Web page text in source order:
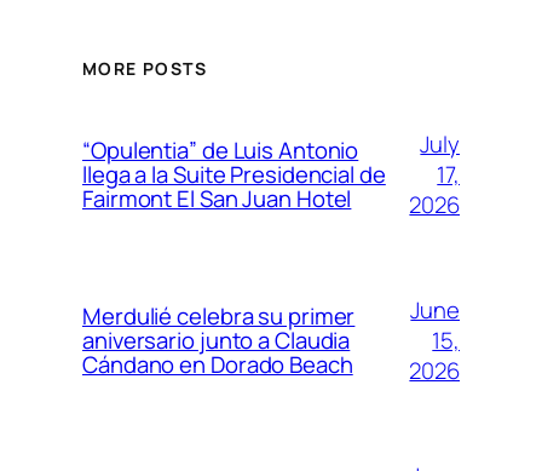
MORE POSTS
“Opulentia” de Luis Antonio
llega a la Suite Presidencial de
Fairmont El San Juan Hotel
July
17,
2026
Merdulié celebra su primer
aniversario junto a Claudia
Cándano en Dorado Beach
June
15,
2026